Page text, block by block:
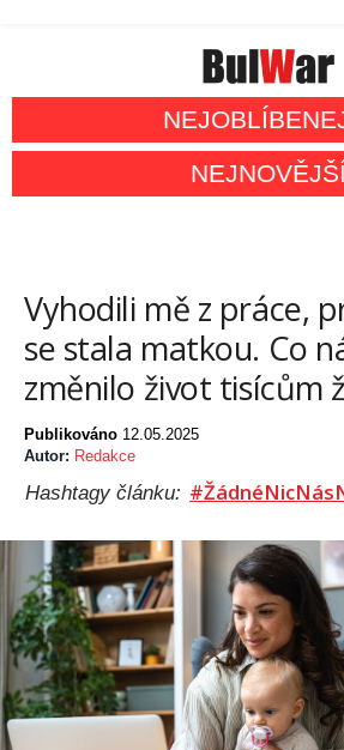
NEJNOVĚJŠÍ
Vyhodili mě z práce,
se stala matkou. Co
změnilo život tisícům
Publikováno 12.05.2025
Autor: Redakce
Hashtagy článku: